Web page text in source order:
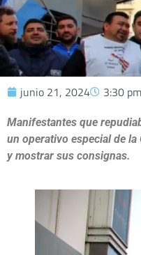
junio 21, 2024 3:30 pm
Manifestantes que
un operativo especial de
y mostrar sus consignas.